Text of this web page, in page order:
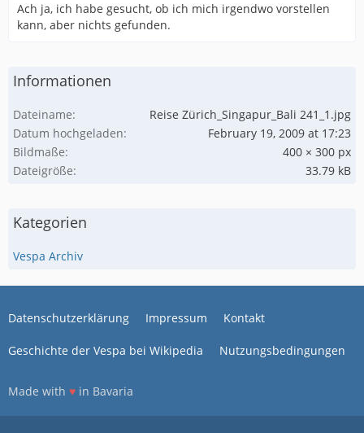
Ach ja, ich habe gesucht, ob ich mich irgendwo vorstellen
kann, aber nichts gefunden.
Informationen
Dateiname
Reise Zürich_Singapur_Bali 241_1.jpg
Datum hochgeladen
February 19, 2009 at 17:23
Bildmaße
400 × 300 px
Dateigröße
33.79 kB
Kategorien
Vespa Archiv
Datenschutzerklärung Impressum Kontakt
Geschichte der Vespa bei Wikipedia Nutzungsbedingungen
Made with ♥ in Bavaria